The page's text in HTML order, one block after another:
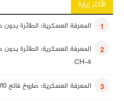
الأكثر زيارة
1
المعرفة العسكرية: الطائرة بدون
2
المعرفة العسكرية: الطائرة بدون
CH-4
3 المعرفة العسكرية: صاروخ فاتح 110 البالستي